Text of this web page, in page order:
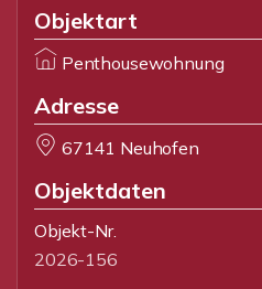
Objektart
Penthousewohnung
Adresse
67141 Neuhofen
Objektdaten
Objekt-Nr.
2026-156